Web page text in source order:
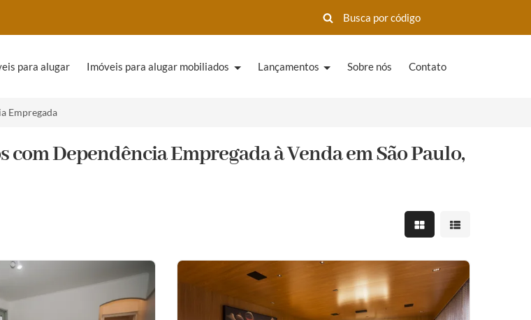
para alugar Imóveis para alugar mobiliados Lançamentos Sobre nós Contato
Empregada
com Dependência Empregada à Venda em São Paulo,
Mostrar resultados em
Mostrar